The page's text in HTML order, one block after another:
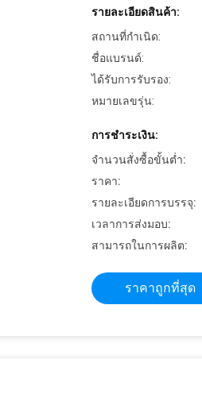
รายละเอียดสินค้า:
สถานที่กำเนิด:
ชื่อแบรนด์:
ได้รับการรับรอง:
หมายเลขรุ่น:
การชำระเงิน:
จำนวนสั่งซื้อขั้นต่ำ:
ราคา:
รายละเอียดการบรรจุ:
เวลาการส่งมอบ:
สามารถในการผลิต:
ราคาถูกที่สุด